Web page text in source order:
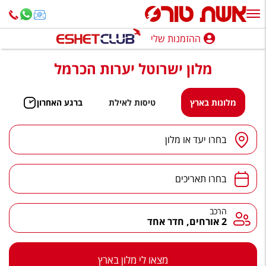
ההזמנות שלי
נופש בארץ
חופשה לפי סגנון
מלונות באילת
טיולים מאורגנים
סגנונות טיול
הרגע האחרון
ההזמנות שלי
מלון ישרוטל יערות הכרמל
מלונות בארץ טיסות לאילת ברגע האחרון
יעד/מלון בחרו יעד או מלון
תאריכים בחרו תאריכים
הרכב הרכב
2 אורחים, חדר אחד
מצאו לי מלון בארץ